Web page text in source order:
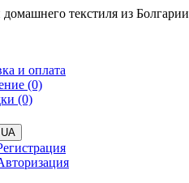
текстиля из Болгарии
и оплата
(0)
(0)
UA